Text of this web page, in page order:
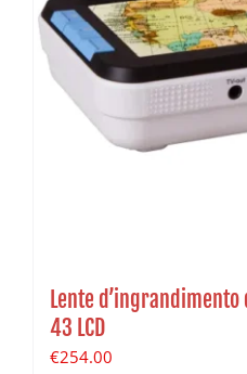
Lente d’ingrandimento
43 LCD
€254.00